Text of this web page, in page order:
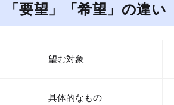
要望」「希望」の違い
望む対象
具体的なもの